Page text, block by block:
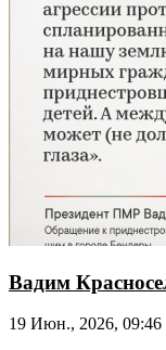
Вадим
19 Июн., 2026, 09:46